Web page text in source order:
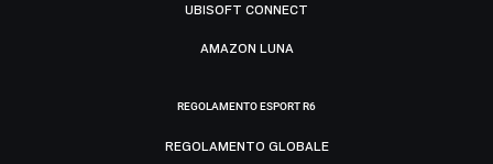
UBISOFT CONNECT
AMAZON LUNA
REGOLAMENTO ESPORT R6
REGOLAMENTO GLOBALE